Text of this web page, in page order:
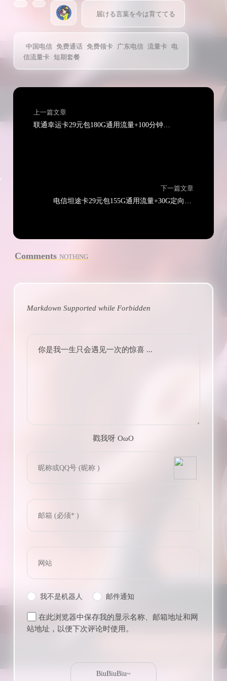
届ける言葉を今は育ててる
中国电信 免费通话 免费领卡 广东电信 流量卡 电
信流量卡 短期套餐
上一篇文章
联通幸运卡29元包180G通用流量+100分钟通话
下一篇文章
电信坦途卡29元包155G通用流量+30G定向流量+无语语主叫功能（长期套餐可选号）
Comments NOTHING
Markdown Supported while Forbidden
你是我一生只会遇见一次的惊喜 ...
戳我呀 OωO
Tieba
我不是机器人 邮件通知
在此浏览器中保存我的显示名称、邮箱地址和网
站地址，以便下次评论时使用。